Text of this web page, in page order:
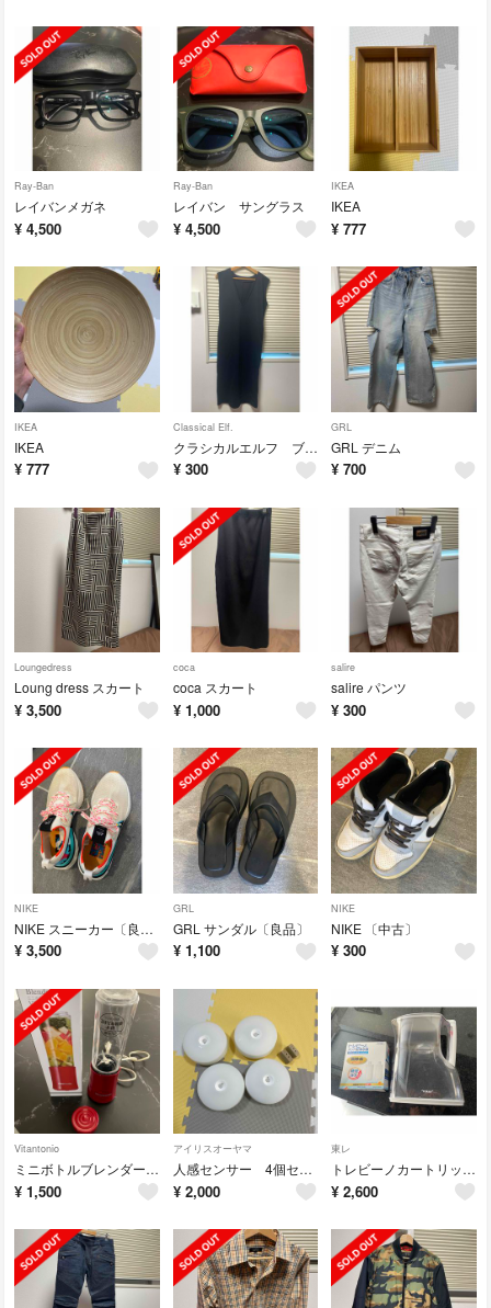
Ray-Ban
レイバンメガネ
¥ 4,500
Ray-Ban
レイバン サングラス
¥ 4,500
IKEA
IKEA
¥ 777
IKEA
IKEA
¥ 777
Classical Elf.
クラシカルエルフ ブラック ワンピース
¥ 300
GRL
GRL デニム
¥ 700
Loungedress
Loung dress スカート
¥ 3,500
coca
coca スカート
¥ 1,000
salire
salire パンツ
¥ 300
NIKE
NIKE スニーカー〔良品〕
¥ 3,500
GRL
GRL サンダル〔良品〕
¥ 1,100
NIKE
NIKE 〔中古〕
¥ 300
Vitantonio
ミニボトルブレンダー 〔美品〕
¥ 1,500
アイリスオーヤマ
人感センサー 4個セット〔美品〕
¥ 2,000
東レ
トレビーノカートリッジ〔美品〕
¥ 2,600